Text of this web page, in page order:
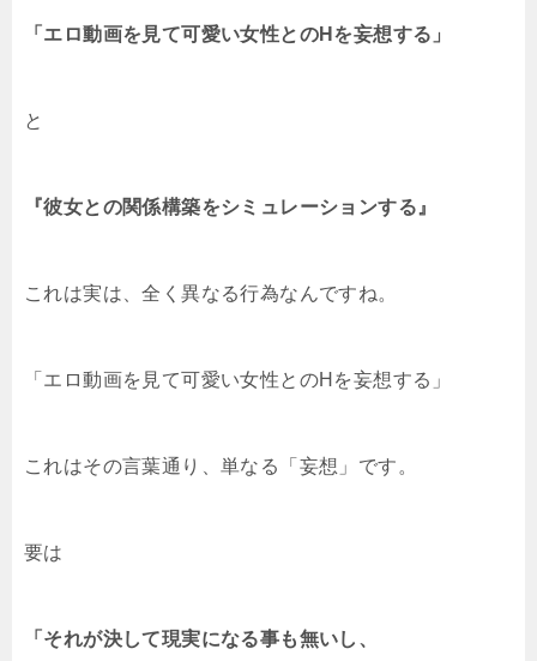
「エロ動画を見て可愛い女性とのHを妄想する」
と
『彼女との関係構築をシミュレーションする』
これは実は、全く異なる行為なんですね。
「エロ動画を見て可愛い女性とのHを妄想する」
これはその言葉通り、単なる「妄想」です。
要は
「それが決して現実になる事も無いし、